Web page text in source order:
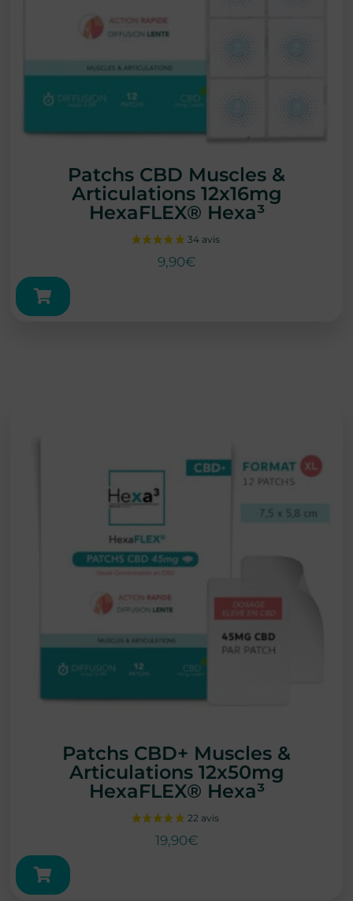
Patchs CBD Muscles &
Articulations 12x16mg
HexaFLEX® Hexa³
9,90€
Patchs CBD+ Muscles &
Articulations 12x50mg
HexaFLEX® Hexa³
19,90€